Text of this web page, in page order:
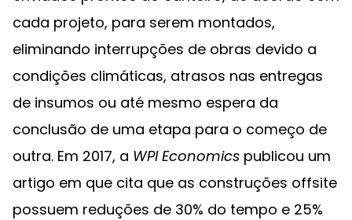
cada projeto, para serem montados,
eliminando interrupções de obras devido a
condições climáticas, atrasos nas entregas
de insumos ou até mesmo espera da
conclusão de uma etapa para o começo de
outra. Em 2017, a WPI Economics publicou um
artigo em que cita que as construções offsite
possuem reduções de 30% do tempo e 25%